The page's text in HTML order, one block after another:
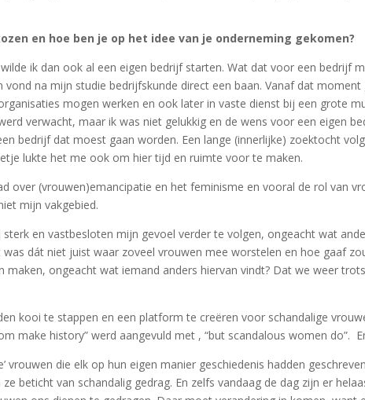
en hoe ben je op het idee van je onderneming gekomen?
ik dan ook al een eigen bedrijf starten. Wat dat voor een bedrijf
na mijn studie bedrijfskunde direct een baan. Vanaf dat
mogen werken en ook later in vaste dienst bij een grote
verwacht, maar ik was niet gelukkig en de wens voor een eigen
bedrijf dat moest gaan worden. Een lange (innerlijke) zoektocht
lukte het me ook om hier tijd en ruimte voor te maken.
over (vrouwen)emancipatie en het feminisme en vooral de rol van
mijn vakgebied.
en vastbesloten mijn gevoel verder te volgen, ongeacht wat
dát niet juist waar zoveel vrouwen mee worstelen en hoe gaaf
maken, ongeacht wat iemand anders hiervan vindt? Dat we weer
kooi te stappen en een platform te creëren voor schandalige
make history” werd aangevuld met , “but scandalous women do”.
vrouwen die elk op hun eigen manier geschiedenis hadden
beticht van schandalig gedrag. En zelfs vandaag de dag zijn er